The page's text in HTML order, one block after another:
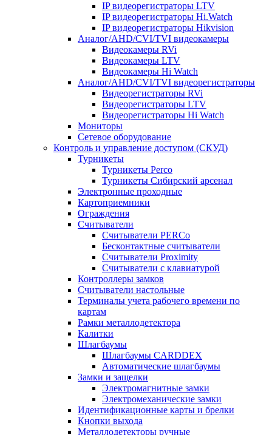
IP видеорегистраторы LTV
IP видеорегистраторы Hi.Watch
IP видеорегистраторы Hikvision
Аналог/AHD/CVI/TVI видеокамеры
Видеокамеры RVi
Видеокамеры LTV
Видеокамеры Hi Watch
Аналог/AHD/CVI/TVI видеорегистраторы
Видеорегистраторы RVi
Видеорегистраторы LTV
Видеорегистраторы Hi Watch
Мониторы
Сетевое оборудование
Контроль и управление доступом (СКУД)
Турникеты
Турникеты Perco
Турникеты Сибирский арсенал
Электронные проходные
Картоприемники
Ограждения
Считыватели
Считыватели PERCo
Бесконтактные считыватели
Считыватели Proximity
Считыватели с клавиатурой
Контроллеры замков
Считыватели настольные
Терминалы учета рабочего времени по
картам
Рамки металлодетектора
Калитки
Шлагбаумы
Шлагбаумы CARDDEX
Автоматические шлагбаумы
Замки и защелки
Электромагнитные замки
Электромеханические замки
Идентификационные карты и брелки
Кнопки выхода
Металлодетекторы ручные